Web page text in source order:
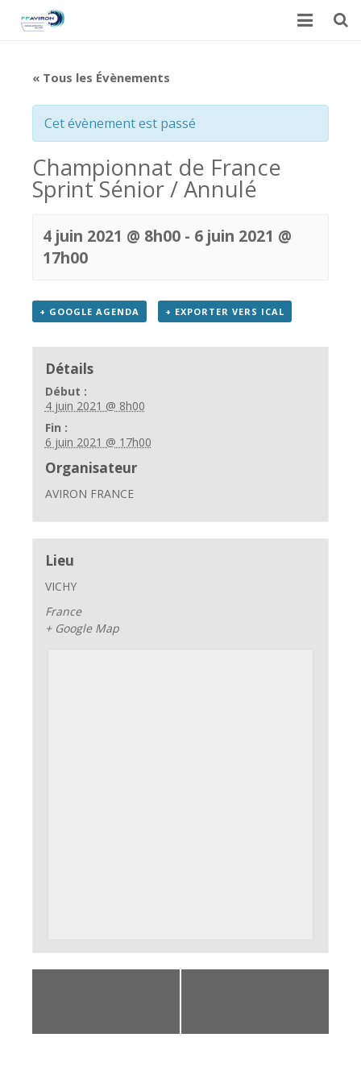
Galerie
Calendrier du CARML
Contact
« Tous les Évènements
Cet évènement est passé
Championnat de France
Sprint Sénior / Annulé
4 juin 2021 @ 8h00 - 6 juin 2021 @
17h00
+ GOOGLE AGENDA + EXPORTER VERS ICAL
Détails
Début :
4 juin 2021 @ 8h00
Fin :
6 juin 2021 @ 17h00
Organisateur
AVIRON FRANCE
Lieu
VICHY
France
+ Google Map